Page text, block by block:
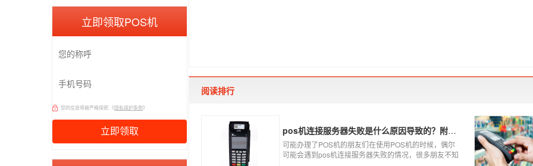
立即领取POS机
您的信息将被严格保密,《隐私保护条例》
阅读排行
pos机连接服务器失败是什么原因导致的？附解决办法
可能办理了POS机的朋友们在使用POS机的时候，偶尔
可能会遇到pos机连接服务器失败的情况，很多朋友不知